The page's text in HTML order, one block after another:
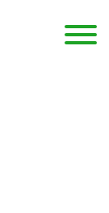
123 dfasdf
test